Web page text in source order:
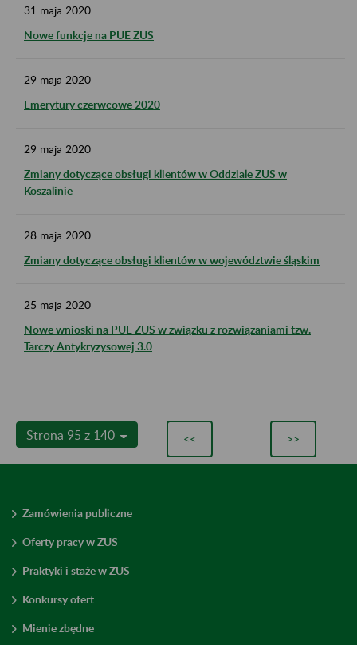
31 maja 2020
Nowe funkcje na PUE ZUS
29 maja 2020
Emerytury czerwcowe 2020
29 maja 2020
Zmiany dotyczące obsługi klientów w Oddziale ZUS w
Koszalinie
28 maja 2020
Zmiany dotyczące obsługi klientów w województwie śląskim
25 maja 2020
Nowe wnioski na PUE ZUS w związku z rozwiązaniami tzw.
Tarczy Antykryzysowej 3.0
Strona 95 z 140 << >>
Zamówienia publiczne
Oferty pracy w ZUS
Praktyki i staże w ZUS
Konkursy ofert
Mienie zbędne